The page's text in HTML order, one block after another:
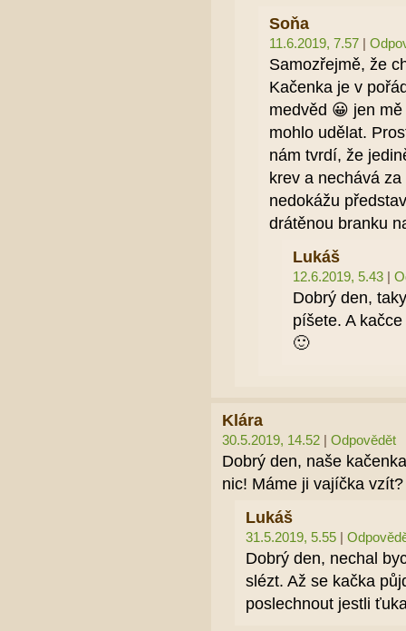
Soňa
11.6.2019, 7.57
Samozřejmě, že
Kačenka je v
medvěd 😀 jen
mohlo udělat.
nám tvrdí, že
krev a nechává
nedokážu
drátěnou branku
Lukáš
12.6.2019, 5.43
Dobrý den,
píšete. A
🙂
Klára
30.5.2019, 14.52 Odpovědět
Dobrý den, naše
nic! Máme ji vajíčka
Lukáš
31.5.2019, 5.55
Dobrý den, nechal
slézt. Až se kačka
poslechnout jestli